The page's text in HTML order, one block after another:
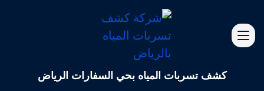
كشف تسربات المياه بحي السفارات الرياض